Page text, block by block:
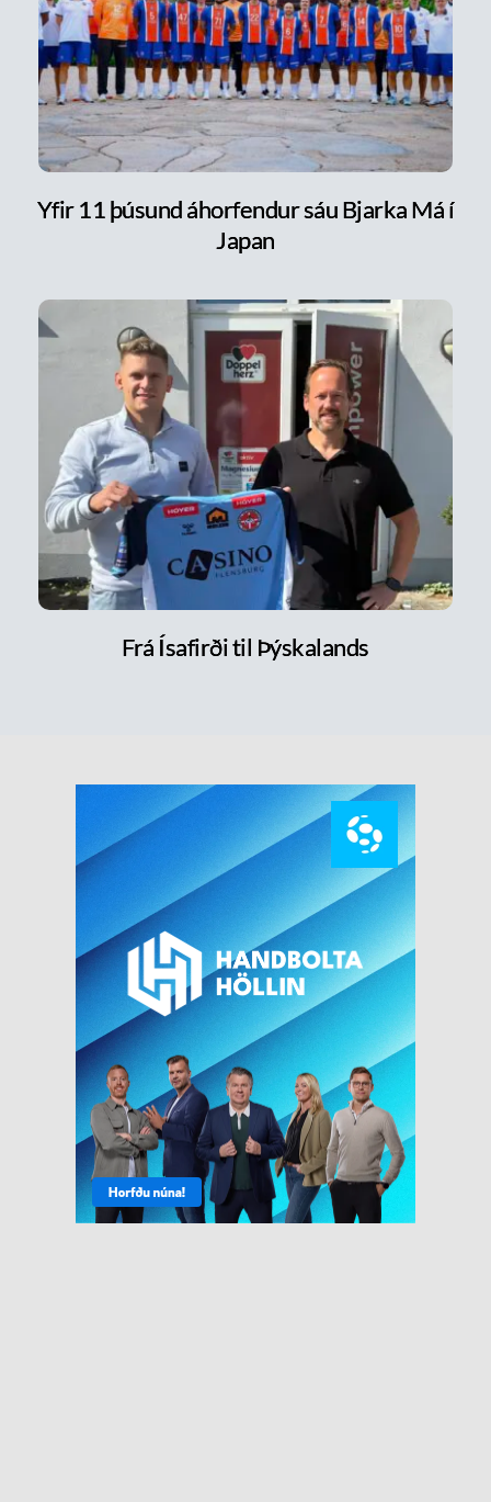
Yfir 11 þúsund áhorfendur sáu Bjarka Má í
Japan
Frá Ísafirði til Þýskalands